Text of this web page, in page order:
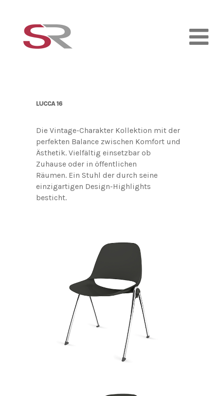
LUCCA 16
Die Vintage-Charakter Kollektion mit der
perfekten Balance zwischen Komfort und
Ästhetik. Vielfältig einsetzbar ob
Zuhause oder in öffentlichen
Räumen. Ein Stuhl der durch seine
einzigartigen Design-Highlights
besticht.